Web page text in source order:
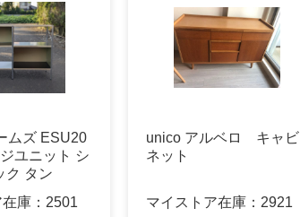
ムズ ESU20
ユニット シ
ク タン
庫： 2501
unico アルベロ キャビ
ネット
マイストア在庫： 2921